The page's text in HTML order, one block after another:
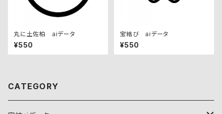
丸に土佐柏 aiデータ
¥550
宝結び aiデータ
¥550
CATEGORY